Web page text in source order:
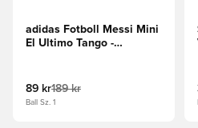
adidas Fotboll Messi Mini
El Ultimo Tango -
89 kr189 kr
Ball Sz. 1